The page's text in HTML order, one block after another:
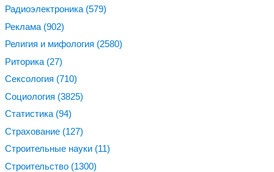
Радиоэлектроника (579)
Реклама (902)
Религия и мифология (2580)
Риторика (27)
Сексология (710)
Социология (3825)
Статистика (94)
Страхование (127)
Строительные науки (11)
Строительство (1300)